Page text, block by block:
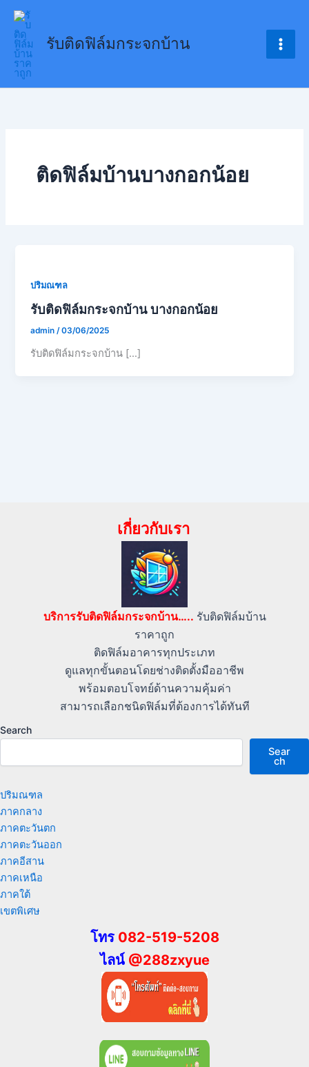
Skip
content
รับติดฟิล์มกระจกบ้าน
ติดฟิล์มบ้านบางกอกน้อย
ปริมณฑล
รับติดฟิล์มกระจกบ้าน บางกอกน้อย
admin /03/06/2025
รับติดฟิล์มกระจกบ้าน […]
เกี่ยวกับเรา
บริการรับติดฟิล์มกระจกบ้าน….. รับติดฟิล์มบ้าน
ราคาถูก
ติดฟิล์มอาคารทุกประเภท
ดูแลทุกขั้นตอนโดยช่างติดตั้งมืออาชีพ
พร้อมตอบโจทย์ด้านความคุ้มค่า
สามารถเลือกชนิดฟิล์มที่ต้องการได้ทันที
Search
Sear
ch
ปริมณฑล
ภาคกลาง
ภาคตะวันตก
ภาคตะวันออก
ภาคอีสาน
ภาคเหนือ
ภาคใต้
เขตพิเศษ
โทร 082-519-5208
ไลน์ @288zxyue